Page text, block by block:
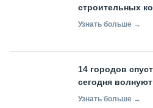
строительных
Узнать больше →
14 городов
сегодня
Узнать больше →